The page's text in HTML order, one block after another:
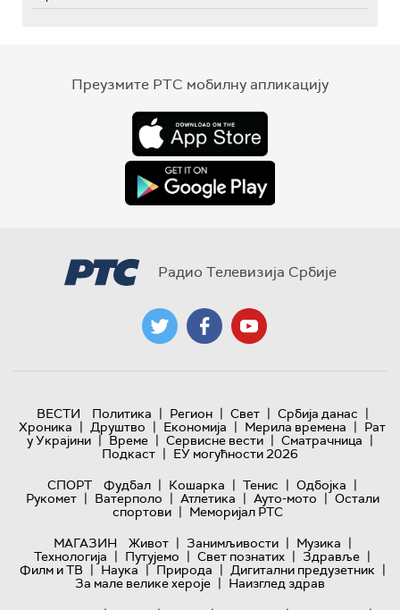
Преузмите РТС мобилну апликацију
Радио Телевизија Србије
ВЕСТИ Политика | Регион | Свет | Србија данас |
Хроника | Друштво | Економија | Мерила времена | Рат
у Украјини | Време | Сервисне вести | Сматрачница |
Подкаст | ЕУ могућности 2026
СПОРТ
Фудбал | Кошарка | Тенис | Одбојка |
Рукомет | Ватерполо | Атлетика | Ауто-мото | Остали
спортови | Меморијал РТС
МАГАЗИН
Живот | Занимљивости | Музика |
Технологијa | Путујемо | Свет познатих | Здравље |
Филм и ТВ | Наука | Природа | Дигитални предузетник |
За мале велике хероје | Наизглед здрав